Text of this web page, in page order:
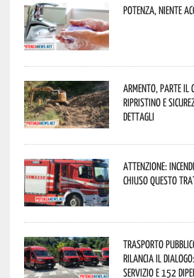
Potenza, niente
Armento, parte il
ripristino e
dettagli
Attenzione:
Chiuso questo
Trasporto
rilancia il dialogo:
servizio e 152